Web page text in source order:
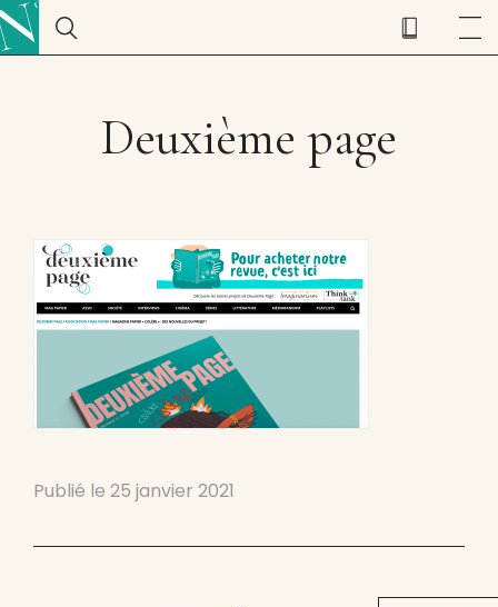
Deuxième page
Publié le 25 janvier 2021